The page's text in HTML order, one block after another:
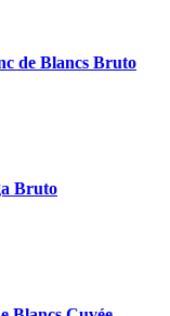
de Blancs Bruto
Bruto